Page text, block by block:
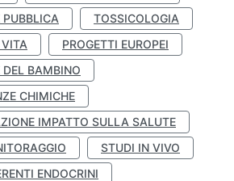
TOSSICOLOGIA
PROGETTI EUROPEI
DEL BAMBINO
CHIMICHE
IMPATTO SULLA SALUTE
STUDI IN VIVO
ENDOCRINI